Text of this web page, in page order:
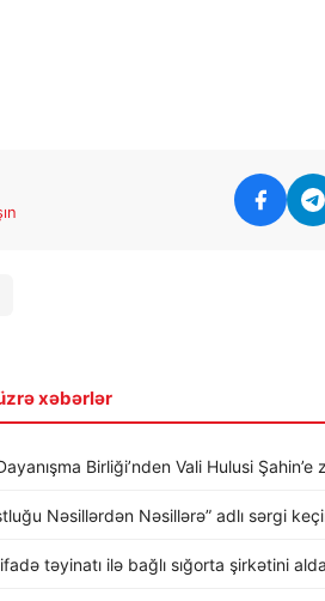
xəbərlər
Birliği’nden Vali Hulusi
Nəsillərdən Nəsillərə” adlı sərgi
təyinatı ilə bağlı sığorta şirkətini